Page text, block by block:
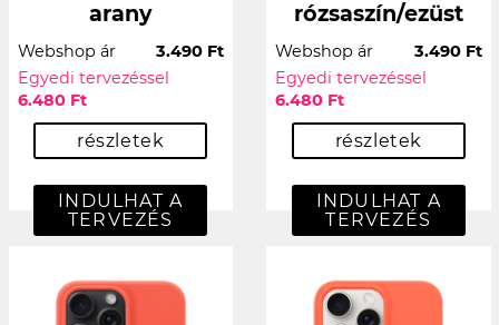
arany
Webshop ár
3.490 Ft
Egyedi tervezéssel
6.480 Ft
részletek
INDULHAT A
TERVEZÉS
rózsaszín/ezüst
Webshop ár
3.490 Ft
Egyedi tervezéssel
6.480 Ft
részletek
INDULHAT A
TERVEZÉS